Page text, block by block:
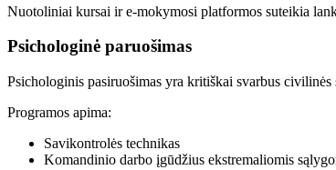
Nuotoliniai kursai ir e-mokymosi platformos suteikia
Psichologinė paruošimas
Psichologinis pasiruošimas yra kritiškai svarbus
Programos apima:
Savikontrolės technikas
Komandinio darbo įgūdžius ekstremaliomis